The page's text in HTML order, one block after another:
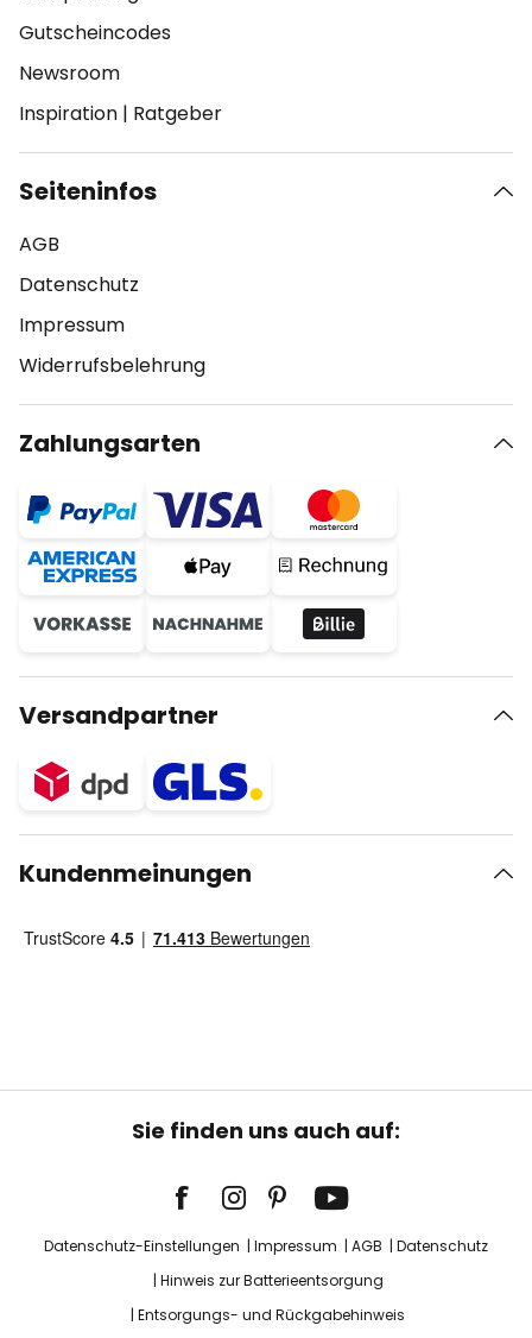
Gutscheincodes
Newsroom
Inspiration | Ratgeber
Seiteninfos
AGB
Datenschutz
Impressum
Widerrufsbelehrung
Zahlungsarten
Versandpartner
Kundenmeinungen
Sie finden uns auch auf:
Datenschutz-Einstellungen Impressum AGB
Datenschutz
Hinweis zur Batterieentsorgung
Entsorgungs- und Rückgabehinweis